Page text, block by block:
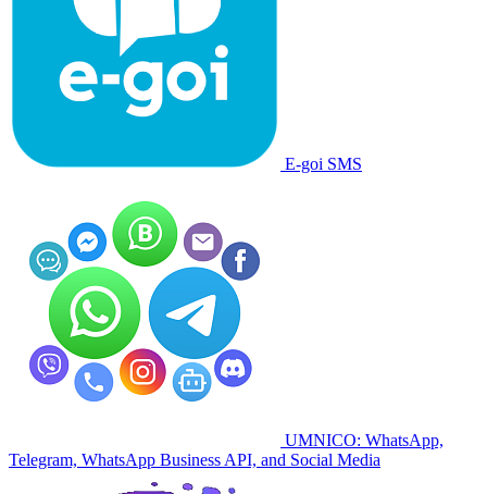
E-goi SMS
UMNICO: WhatsApp,
Telegram, WhatsApp Business API, and Social Media